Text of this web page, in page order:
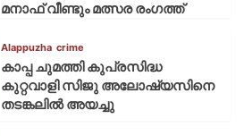
മനാഫ് വീണ്ടും മത്സര രംഗത്ത്
Alappuzha crime
കാപ്പ ചുമത്തി കുപ്രസിദ്ധ
കുറ്റവാളി സിജു അലോഷ്യസിനെ
തടങ്കലിൽ അയച്ചു